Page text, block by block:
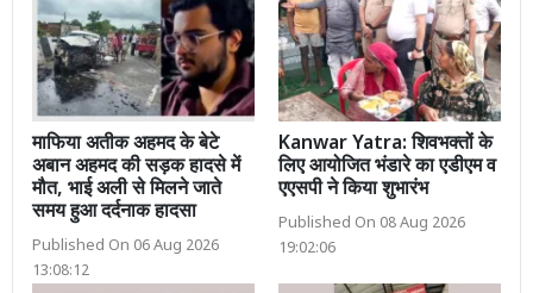
माफिया अतीक अहमद के बेटे
अबान अहमद की सड़क हादसे में
मौत, भाई अली से मिलने जाते
समय हुआ दर्दनाक हादसा
Published On 06 Aug 2026
13:08:12
Kanwar Yatra: शिवभक्तों के
लिए आयोजित भंडारे का एडीएम व
एएसपी ने किया शुभारंभ
Published On 08 Aug 2026
19:02:06